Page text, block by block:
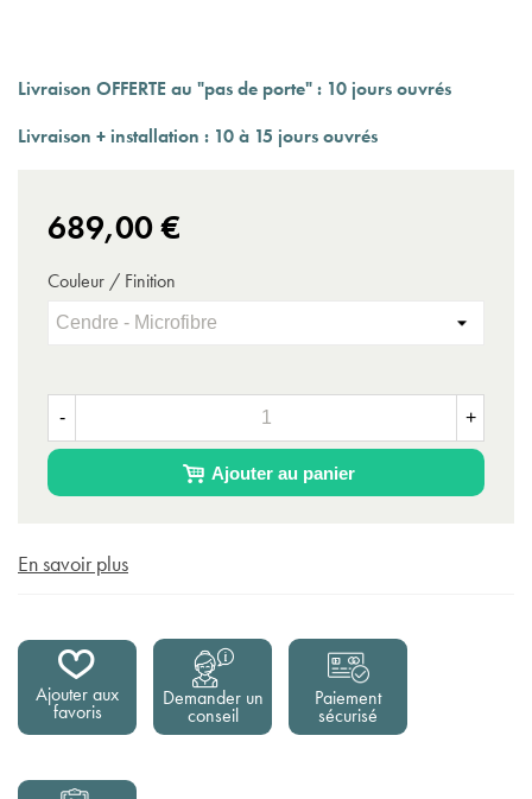
Livraison OFFERTE au "pas de porte" : 10 jours ouvrés
Livraison + installation : 10 à 15 jours ouvrés
689,00 €
- +
Ajouter au panier
Couleur / Finition
En savoir plus
Ajouter aux
favoris
Demander un
conseil
Paiement
sécurisé